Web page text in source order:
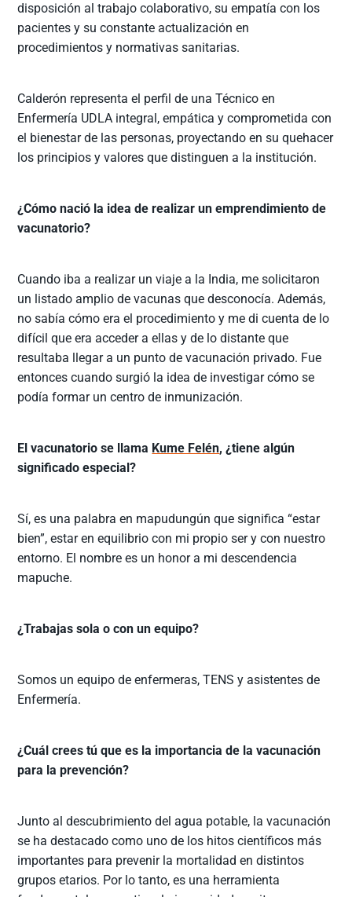
disposición al trabajo colaborativo, su empatía con los
pacientes y su constante actualización en
procedimientos y normativas sanitarias.
Calderón representa el perfil de una Técnico en
Enfermería UDLA integral, empática y comprometida con
el bienestar de las personas, proyectando en su quehacer
los principios y valores que distinguen a la institución.
¿Cómo nació la idea de realizar un emprendimiento de
vacunatorio?
Cuando iba a realizar un viaje a la India, me solicitaron
un listado amplio de vacunas que desconocía. Además,
no sabía cómo era el procedimiento y me di cuenta de lo
difícil que era acceder a ellas y de lo distante que
resultaba llegar a un punto de vacunación privado. Fue
entonces cuando surgió la idea de investigar cómo se
podía formar un centro de inmunización.
El vacunatorio se llama Kume Felén, ¿tiene algún
significado especial?
Sí, es una palabra en mapudungún que significa “estar
bien”, estar en equilibrio con mi propio ser y con nuestro
entorno. El nombre es un honor a mi descendencia
mapuche.
¿Trabajas sola o con un equipo?
Somos un equipo de enfermeras, TENS y asistentes de
Enfermería.
¿Cuál crees tú que es la importancia de la vacunación
para la prevención?
Junto al descubrimiento del agua potable, la vacunación
se ha destacado como uno de los hitos científicos más
importantes para prevenir la mortalidad en distintos
grupos etarios. Por lo tanto, es una herramienta